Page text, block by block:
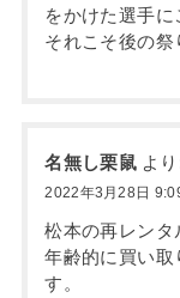
をかけた選手
それこそ後の祭
名無し栗鼠 よ
2022年3月28日
松本の再レンタ
年齢的に買い取
す。